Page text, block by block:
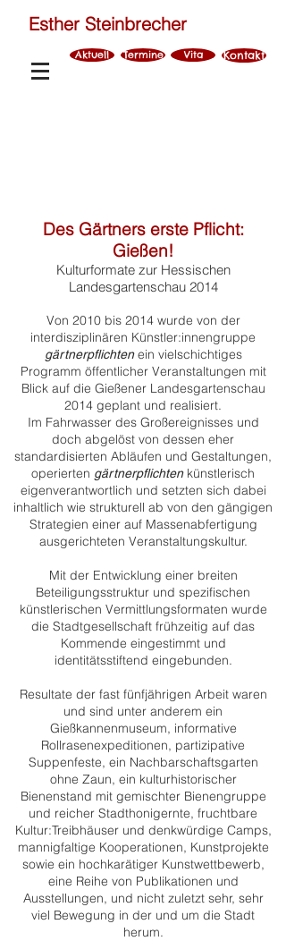
Esther Steinbrecher
Aktuell Termine Vita Kontakt
Des Gärtners erste Pflicht:
Gießen!
Kulturformate zur Hessischen
Landesgartenschau 2014
Von 2010 bis 2014 wurde von der
interdisziplinären Künstler:innengruppe
gärtnerpflichtenein vielschichtiges
Programm öffentlicher Veranstaltungen mit
Blick auf die Gießener Landesgartenschau
2014 geplant und realisiert.
Im Fahrwasser des Großereignisses und
doch abgelöst von dessen eher
standardisierten Abläufen und Gestaltungen,
operierten gärtnerpflichtenkünstlerisch
eigenverantwortlich und setzten sich dabei
inhaltlich wie strukturell ab von den gängigen
Strategien einer auf Massenabfertigung
ausgerichteten Veranstaltungskultur.
Mit der Entwicklung einer breiten
Beteiligungsstruktur und spezifischen
künstlerischen Vermittlungsformaten wurde
die Stadtgesellschaft frühzeitig auf das
Kommende eingestimmt und
identitätsstiftend eingebunden.
Resultate der fast fünfjährigen Arbeit waren
und sind unter anderem ein
Gießkannenmuseum, informative
Rollrasenexpeditionen, partizipative
Suppenfeste, ein Nachbarschaftsgarten
ohne Zaun, ein kulturhistorischer
Bienenstand mit gemischter Bienengruppe
und reicher Stadthonigernte, fruchtbare
Kultur:Treibhäuser und denkwürdige Camps,
mannigfaltige Kooperationen, Kunstprojekte
sowie ein hochkarätiger Kunstwettbewerb,
eine Reihe von Publikationen und
Ausstellungen, und nicht zuletzt sehr, sehr
viel Bewegung in der und um die Stadt
herum.